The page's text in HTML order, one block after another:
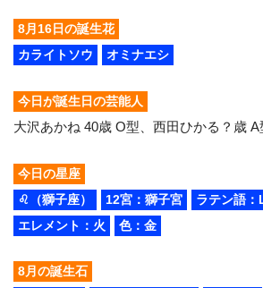
8月16日の誕生花
カライトソウ
オミナエシ
今日が誕生日の芸能人
大沢あかね 40歳 O型、西田ひかる？歳 A
今日の星座
♌（獅子座）
12宮：獅子宮
ラテン語：
エレメント：火
色：金
8月の誕生石